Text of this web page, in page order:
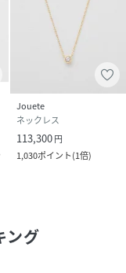
Jouete
ネックレス
113,300円
1,030ポイント(1倍)
ング